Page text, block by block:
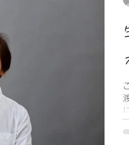
グフォト メイクレッスン